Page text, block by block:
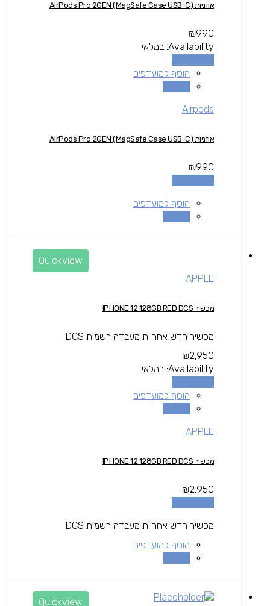
אוזניות AirPods Pro 2GEN (MagSafe Case USB-C)
₪990
Availability: במלאי
הוסף למועדפים
Airpods
אוזניות AirPods Pro 2GEN (MagSafe Case USB-C)
₪990
הוסף למועדפים
Quickview
APPLE
מכשיר IPHONE 12 128GB RED DCS
מכשיר חדש אחריות מעבדה רשמית DCS
₪2,950
Availability: במלאי
הוסף למועדפים
APPLE
מכשיר IPHONE 12 128GB RED DCS
₪2,950
מכשיר חדש אחריות מעבדה רשמית DCS
הוסף למועדפים
Quickview